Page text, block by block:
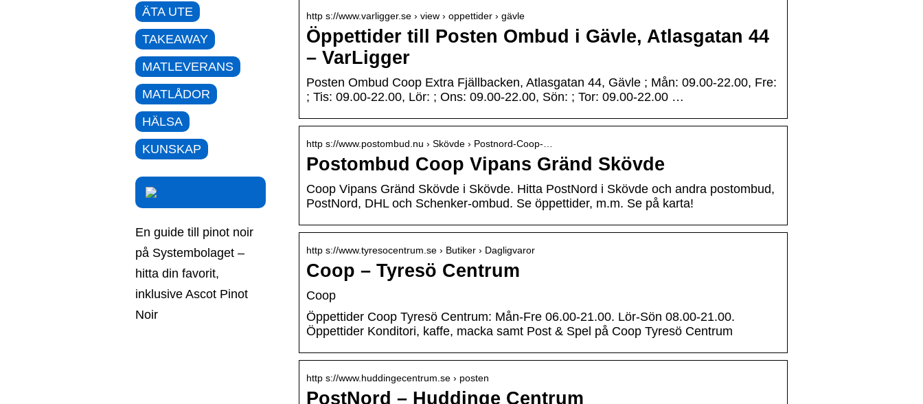
http s://www.varligger.se › view › oppettider › gävle
Öppettider till Posten Ombud i Gävle, Atlasgatan 44
– VarLigger
Posten Ombud Coop Extra Fjällbacken, Atlasgatan 44, Gävle ; Mån: 09.00-22.00, Fre:
; Tis: 09.00-22.00, Lör: ; Ons: 09.00-22.00, Sön: ; Tor: 09.00-22.00 …
http s://www.postombud.nu › Skövde › Postnord-Coop-…
Postombud Coop Vipans Gränd Skövde
Coop Vipans Gränd Skövde i Skövde. Hitta PostNord i Skövde och andra postombud,
PostNord, DHL och Schenker-ombud. Se öppettider, m.m. Se på karta!
http s://www.tyresocentrum.se › Butiker › Dagligvaror
Coop – Tyresö Centrum
Coop
Öppettider Coop Tyresö Centrum: Mån-Fre 06.00-21.00. Lör-Sön 08.00-21.00.
Öppettider Konditori, kaffe, macka samt Post & Spel på Coop Tyresö Centrum
http s://www.huddingecentrum.se › posten
PostNord – Huddinge Centrum
ÄTA UTE
TAKEAWAY
MATLEVERANS
MATLÅDOR
HÄLSA
KUNSKAP
En guide till pinot noir
på Systembolaget –
hitta din favorit,
inklusive Ascot Pinot
Noir